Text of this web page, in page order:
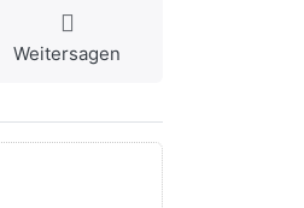
Weitersagen